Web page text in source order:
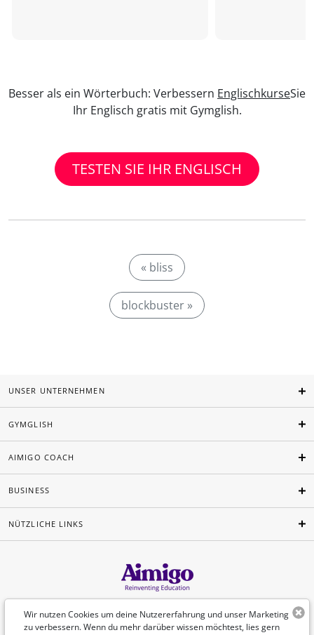
Besser als ein Wörterbuch: Verbessern EnglischkurseSie
Ihr Englisch gratis mit Gymglish.
TESTEN SIE IHR ENGLISCH
« bliss
blockbuster »
Wir nutzen Cookies um deine Nutzererfahrung und unser Marketing
zu verbessern. Wenn du mehr darüber wissen möchtest, lies gern
UNSER UNTERNEHMEN
GYMGLISH
AIMIGO COACH
BUSINESS
NÜTZLICHE LINKS
Deutsch